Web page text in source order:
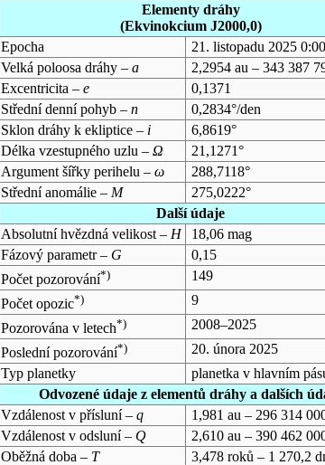
Elementy dráhy
(Ekvinokcium J2000,0)
Epocha
21. listopadu 2025
Velká poloosa dráhy – a
2,2954 au – 343 387
Excentricita – e
0,1371
Střední denní pohyb – n
0,2834°/den
Sklon dráhy k ekliptice – i
6,8619°
Délka vzestupného uzlu – Ω
21,1271°
Argument šířky perihelu – ω
288,7118°
Střední anomálie – M
275,0222°
Další údaje
Absolutní hvězdná velikost – H
18,06 mag
Fázový parametr – G
0,15
Počet pozorování*)
149
Počet opozic*)
9
Pozorována v letech*)
2008–2025
Poslední pozorování*)
20. února 2025
Typ planetky
planetka v hlavním
Odvozené údaje z elementů dráhy a dalších
Vzdálenost v přísluní – q
1,981 au – 296 314
Vzdálenost v odsluní – Q
2,610 au – 390 462
Oběžná doba – T
3,478 roků – 1 270,2